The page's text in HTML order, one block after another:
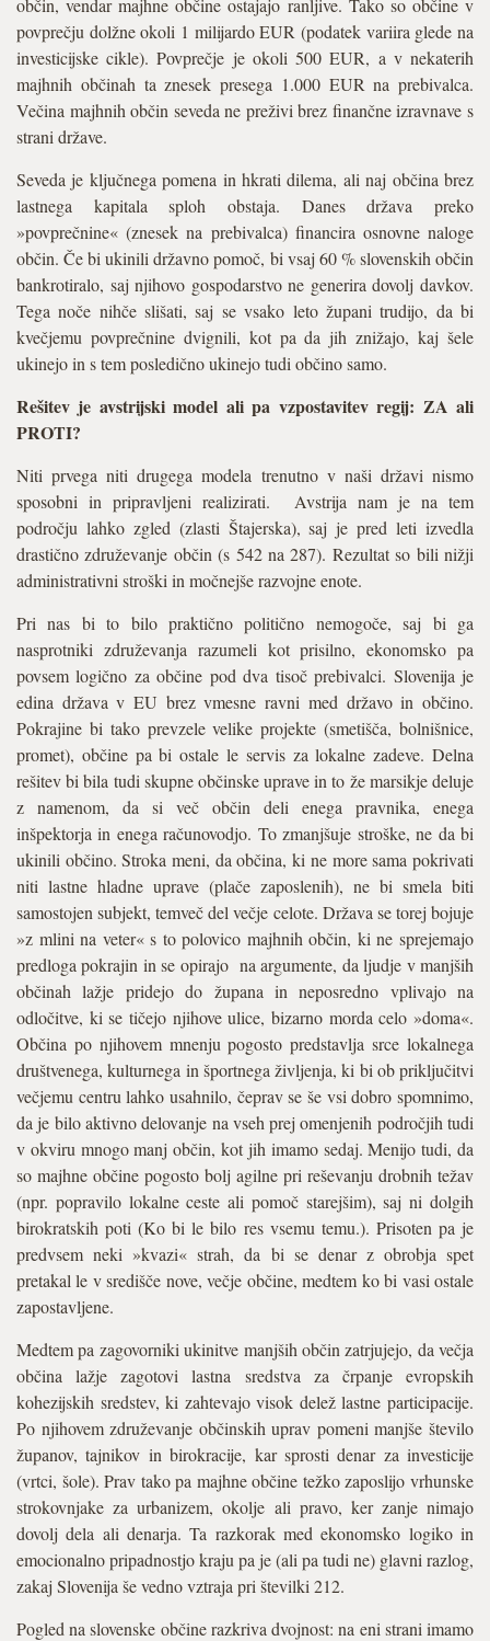
občin, vendar majhne občine ostajajo ranljive. Tako so občine v
povprečju dolžne okoli 1 milijardo EUR (podatek variira glede na
investicijske cikle). Povprečje je okoli 500 EUR, a v nekaterih
majhnih občinah ta znesek presega 1.000 EUR na prebivalca.
Večina majhnih občin seveda ne preživi brez finančne izravnave s
strani države.
Seveda je ključnega pomena in hkrati dilema, ali naj občina brez
lastnega kapitala sploh obstaja. Danes država preko
»povprečnine« (znesek na prebivalca) financira osnovne naloge
občin. Če bi ukinili državno pomoč, bi vsaj 60 % slovenskih občin
bankrotiralo, saj njihovo gospodarstvo ne generira dovolj davkov.
Tega noče nihče slišati, saj se vsako leto župani trudijo, da bi
kvečjemu povprečnine dvignili, kot pa da jih znižajo, kaj šele
ukinejo in s tem posledično ukinejo tudi občino samo.
Rešitev je avstrijski model ali pa vzpostavitev regij: ZA ali
PROTI?
Niti prvega niti drugega modela trenutno v naši državi nismo
sposobni in pripravljeni realizirati. Avstrija nam je na tem
področju lahko zgled (zlasti Štajerska), saj je pred leti izvedla
drastično združevanje občin (s 542 na 287). Rezultat so bili nižji
administrativni stroški in močnejše razvojne enote.
Pri nas bi to bilo praktično politično nemogoče, saj bi ga
nasprotniki združevanja razumeli kot prisilno, ekonomsko pa
povsem logično za občine pod dva tisoč prebivalci. Slovenija je
edina država v EU brez vmesne ravni med državo in občino.
Pokrajine bi tako prevzele velike projekte (smetišča, bolnišnice,
promet), občine pa bi ostale le servis za lokalne zadeve. Delna
rešitev bi bila tudi skupne občinske uprave in to že marsikje deluje
z namenom, da si več občin deli enega pravnika, enega
inšpektorja in enega računovodjo. To zmanjšuje stroške, ne da bi
ukinili občino. Stroka meni, da občina, ki ne more sama pokrivati
niti lastne hladne uprave (plače zaposlenih), ne bi smela biti
samostojen subjekt, temveč del večje celote. Država se torej bojuje
»z mlini na veter« s to polovico majhnih občin, ki ne sprejemajo
predloga pokrajin in se opirajo na argumente, da ljudje v manjših
občinah lažje pridejo do župana in neposredno vplivajo na
odločitve, ki se tičejo njihove ulice, bizarno morda celo »doma«.
Občina po njihovem mnenju pogosto predstavlja srce lokalnega
društvenega, kulturnega in športnega življenja, ki bi ob priključitvi
večjemu centru lahko usahnilo, čeprav se še vsi dobro spomnimo,
da je bilo aktivno delovanje na vseh prej omenjenih področjih tudi
v okviru mnogo manj občin, kot jih imamo sedaj. Menijo tudi, da
so majhne občine pogosto bolj agilne pri reševanju drobnih težav
(npr. popravilo lokalne ceste ali pomoč starejšim), saj ni dolgih
birokratskih poti (Ko bi le bilo res vsemu temu.). Prisoten pa je
predvsem neki »kvazi« strah, da bi se denar z obrobja spet
pretakal le v središče nove, večje občine, medtem ko bi vasi ostale
zapostavljene.
Medtem pa zagovorniki ukinitve manjših občin zatrjujejo, da večja
občina lažje zagotovi lastna sredstva za črpanje evropskih
kohezijskih sredstev, ki zahtevajo visok delež lastne participacije.
Po njihovem združevanje občinskih uprav pomeni manjše število
županov, tajnikov in birokracije, kar sprosti denar za investicije
(vrtci, šole). Prav tako pa majhne občine težko zaposlijo vrhunske
strokovnjake za urbanizem, okolje ali pravo, ker zanje nimajo
dovolj dela ali denarja. Ta razkorak med ekonomsko logiko in
emocionalno pripadnostjo kraju pa je (ali pa tudi ne) glavni razlog,
zakaj Slovenija še vedno vztraja pri številki 212.
Pogled na slovenske občine razkriva dvojnost: na eni strani imamo